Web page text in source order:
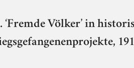
Völker’ in